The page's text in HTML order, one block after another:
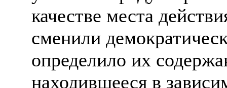
качестве места
сменили
определило их
находившееся в